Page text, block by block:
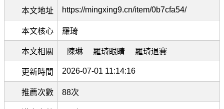
本文地址 https://mingxing9.cn/item/0b7cfa54/
本文核心 羅琦
本文相關 陳琳 羅琦眼睛 羅琦退賽
更新時間 2026-07-01 11:14:16
推薦次數 88次